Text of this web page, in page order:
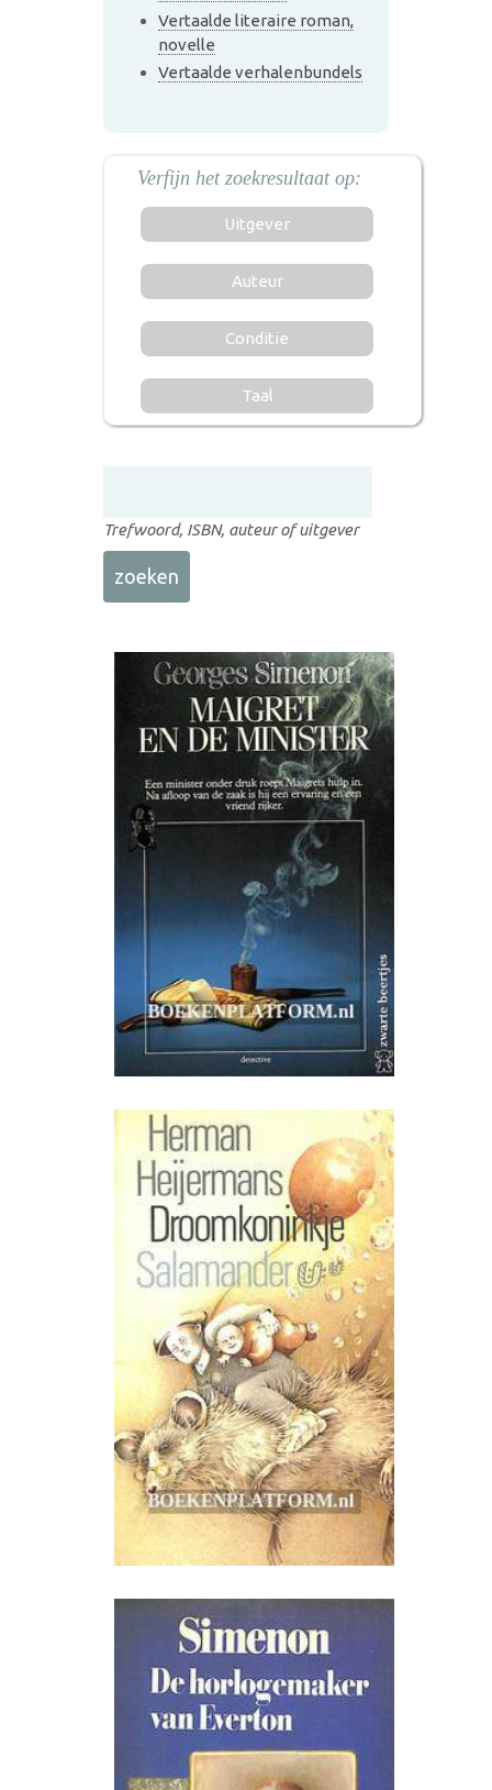
Vertaalde literaire roman,
novelle
Vertaalde verhalenbundels
Uitgever
Auteur
Conditie
Taal
Trefwoord, ISBN, auteur of uitgever